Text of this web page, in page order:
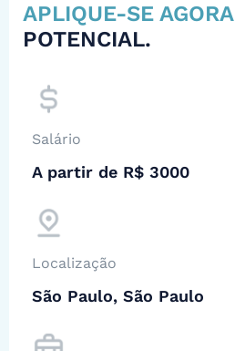
APLIQUE-SE AGORA
POTENCIAL.
Salário
A partir de R$ 3000
Localização
São Paulo, São Paulo